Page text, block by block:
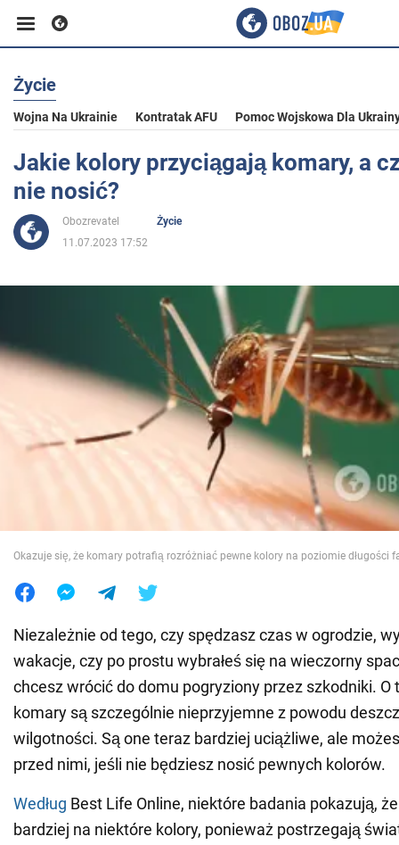
Biznes
Sport
Rozrywka
Społeczeństwo
Wojna na Ukrainie
Jedzenie
Życie
Wojna Na Ukrainie Kontratak AFU Pomoc Wojskowa Dla
Jakie kolory przyciągają komary, a
nie nosić?
Obozrevatel
Życie
11.07.2023 17:52
Okazuje się, że komary potrafią rozróżniać pewne kolory na poziomie długości
Niezależnie od tego, czy spędzasz czas w ogrodzie,
wakacje, czy po prostu wybrałeś się na wieczorny
chcesz wrócić do domu pogryziony przez szkodniki. O
komary są szczególnie nieprzyjemne z powodu
wilgotności. Są one teraz bardziej uciążliwe, ale
przed nimi, jeśli nie będziesz nosić pewnych kolorów.
Według Best Life Online, niektóre badania pokazują,
bardziej na niektóre kolory, ponieważ postrzegają